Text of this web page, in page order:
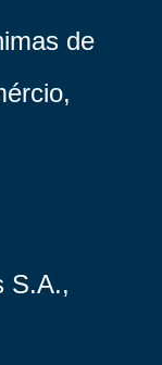
de
S.A.,